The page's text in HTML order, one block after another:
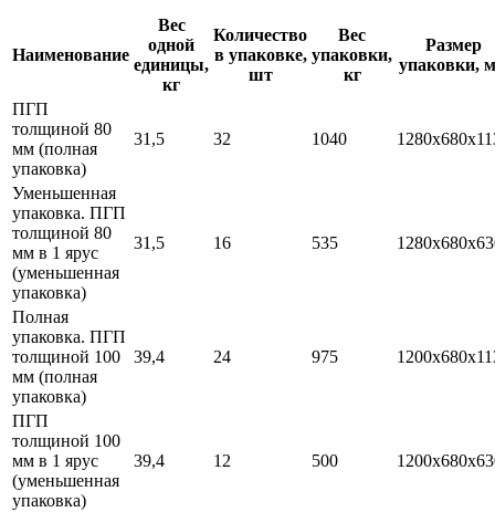
Наименование
Вес
одной
единицы,
кг
Количество
в упаковке,
шт
Вес
упаковки,
кг
Размер
упаковки,
ПГП
толщиной 80
мм (полная
упаковка)
31,5 32 1040
Уменьшенная
упаковка. ПГП
толщиной 80
мм в 1 ярус
(уменьшенная
упаковка)
31,5 16 535
Полная
упаковка. ПГП
толщиной 100
мм (полная
упаковка)
39,4 24 975
ПГП
толщиной 100
мм в 1 ярус
(уменьшенная
упаковка)
39,4 12 500